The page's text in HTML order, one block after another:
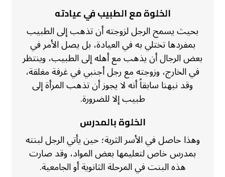
الخلوة مع الطبيب في عيادته
بحيث يسمح الرجل لزوجته أن تذهب إلى الطبيب
بمفردها تختلي به في العيادة، بل يصل الأمر في
بعض الرجال أن يذهب مع أهله إلى الطبيب، وينتظر
في الخارج، وزوجته مع رجل أجنبي في غرفة مغلقة،
وقد نبهنا سابقاً أنه لا يجوز أن تذهب المرأة إلى
طبيب إلا للضرورة.
الخلوة بالمدرس
وهذا حاصل في الأسر الثرية؛ حين يأتي الرجل لبنته
بمدرس خاص لتعليمها بعض المواد، وقد صارت
هذه البنت في المرحلة الثانوية أو الجامعية.